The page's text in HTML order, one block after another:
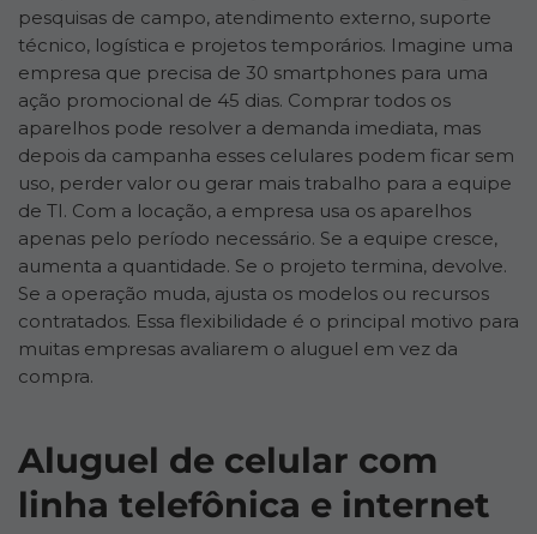
pesquisas de campo, atendimento externo, suporte
técnico, logística e projetos temporários. Imagine uma
empresa que precisa de 30 smartphones para uma
ação promocional de 45 dias. Comprar todos os
aparelhos pode resolver a demanda imediata, mas
depois da campanha esses celulares podem ficar sem
uso, perder valor ou gerar mais trabalho para a equipe
de TI. Com a locação, a empresa usa os aparelhos
apenas pelo período necessário. Se a equipe cresce,
aumenta a quantidade. Se o projeto termina, devolve.
Se a operação muda, ajusta os modelos ou recursos
contratados. Essa flexibilidade é o principal motivo para
muitas empresas avaliarem o aluguel em vez da
compra.
Aluguel de celular com
linha telefônica e internet